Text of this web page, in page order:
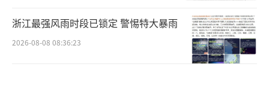
浙江最强风雨时段已锁定 警惕特大暴雨
2026-08-08 08:36:23